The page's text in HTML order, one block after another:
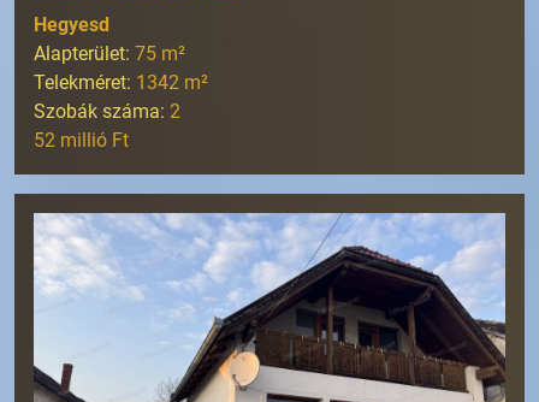
Hegyesd
Alapterület: 75 m²
Telekméret: 1342 m²
Szobák száma: 2
52 millió Ft